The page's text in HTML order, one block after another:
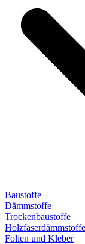
Baustoffe
Dämmstoffe
Trockenbaustoffe
Holzfaserdämmstoffe
Folien und Kleber